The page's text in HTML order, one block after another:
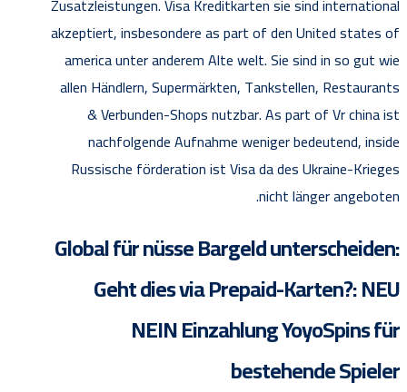
Zusatzleistungen. Visa Kreditkarten sie sind international
akzeptiert, insbesondere as part of den United states of
america unter anderem Alte welt. Sie sind in so gut wie
allen Händlern, Supermärkten, Tankstellen, Restaurants
& Verbunden-Shops nutzbar. As part of Vr china ist
nachfolgende Aufnahme weniger bedeutend, inside
Russische förderation ist Visa da des Ukraine-Krieges
nicht länger angeboten.
Global für nüsse Bargeld unterscheiden:
Geht dies via Prepaid-Karten?: NEU
NEIN Einzahlung YoyoSpins für
bestehende Spieler